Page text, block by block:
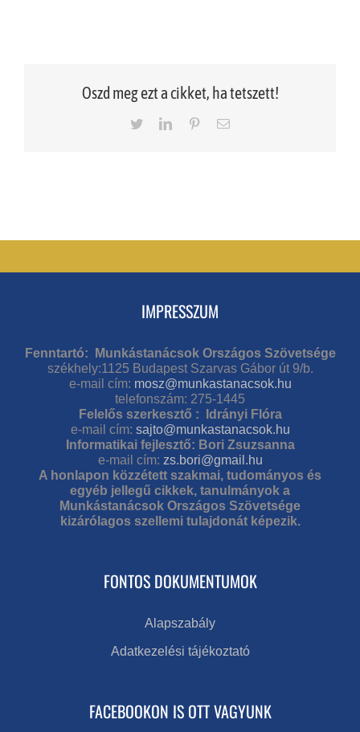
Oszd meg ezt a cikket, ha tetszett!
TwitterLinkedInPinterestEmail
IMPRESSZUM
Fenntartó: Munkástanácsok Országos Szövetsége
székhely:1125 Budapest Szarvas Gábor út 9/b.
e-mail cím: mosz@munkastanacsok.hu
telefonszám: 275-1445
Felelős szerkesztő : Idrányi Flóra
e-mail cím: sajto@munkastanacsok.hu
Informatikai fejlesztő: Bori Zsuzsanna
e-mail cím: zs.bori@gmail.hu
A honlapon közzétett szakmai, tudományos és
egyéb jellegű cikkek, tanulmányok a
Munkástanácsok Országos Szövetsége
kizárólagos szellemi tulajdonát képezik.
FONTOS DOKUMENTUMOK
Alapszabály
Adatkezelési tájékoztató
FACEBOOKON IS OTT VAGYUNK